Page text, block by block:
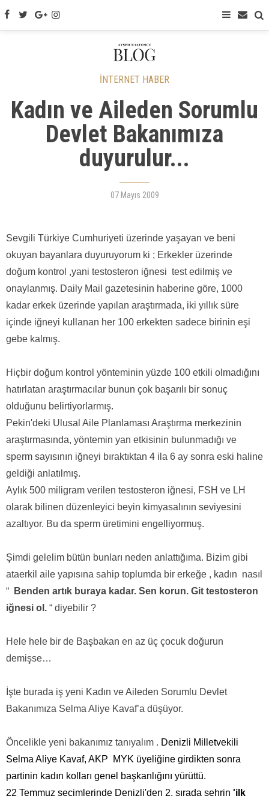
İNTERNET HABER
Kadın ve Aileden Sorumlu
Devlet Bakanımıza
duyurulur...
07 Mayıs 2009
Sevgili Türkiye Cumhuriyeti üzerinde yaşayan ve beni
okuyan bayanlara duyuruyorum ki ; Erkekler üzerinde
doğum kontrol ,yani testosteron iğnesi test edilmiş ve
onaylanmış. Daily Mail gazetesinin haberine göre, 1000
kadar erkek üzerinde yapılan araştırmada, iki yıllık süre
içinde iğneyi kullanan her 100 erkekten sadece birinin eşi
gebe kalmış.
Hiçbir doğum kontrol yönteminin yüzde 100 etkili olmadığını
hatırlatan araştırmacılar bunun çok başarılı bir sonuç
olduğunu belirtiyorlarmış.
Pekin'deki Ulusal Aile Planlaması Araştırma merkezinin
araştırmasında, yöntemin yan etkisinin bulunmadığı ve
sperm sayısının iğneyi bıraktıktan 4 ila 6 ay sonra eski haline
geldiği anlatılmış.
Aylık 500 miligram verilen testosteron iğnesi, FSH ve LH
olarak bilinen düzenleyici beyin kimyasalının seviyesini
azaltıyor. Bu da sperm üretimini engelliyormuş.
Şimdi gelelim bütün bunları neden anlattığıma. Bizim gibi
ataerkil aile yapısına sahip toplumda bir erkeğe , kadın nasıl
“
Benden artık buraya kadar. Sen korun. Git testosteron
iğnesi ol. “ diyebilir ?
Hele hele bir de Başbakan en az üç çocuk doğurun
demişse…
İşte burada iş yeni Kadın ve Aileden Sorumlu Devlet
Bakanımıza Selma Aliye Kavaf’a düşüyor.
Öncelikle yeni bakanımız tanıyalım . Denizli Milletvekili
Selma Aliye Kavaf, AKP
MYK üyeliğine girdikten sonra
partinin kadın kolları genel başkanlığını yürüttü.
22 Temmuz seçimlerinde Denizli'den 2. sırada şehrin 'ilk